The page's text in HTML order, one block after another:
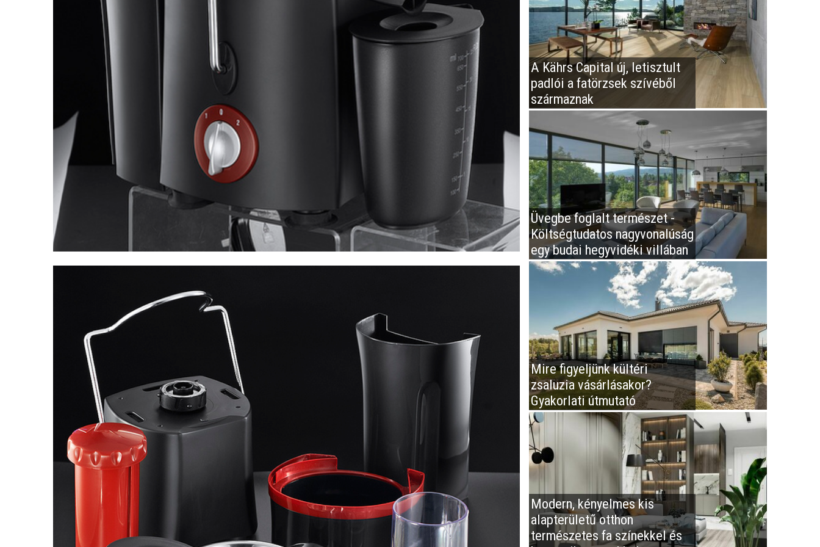
A Kährs Capital új, letisztult
padlói a fatörzsek szívéből
származnak
Üvegbe foglalt természet -
Költségtudatos nagyvonalúság
egy budai hegyvidéki villában
Mire figyeljünk kültéri
zsaluzia vásárlásakor?
Gyakorlati útmutató
Modern, kényelmes kis
alapterületű otthon
természetes fa színekkel és